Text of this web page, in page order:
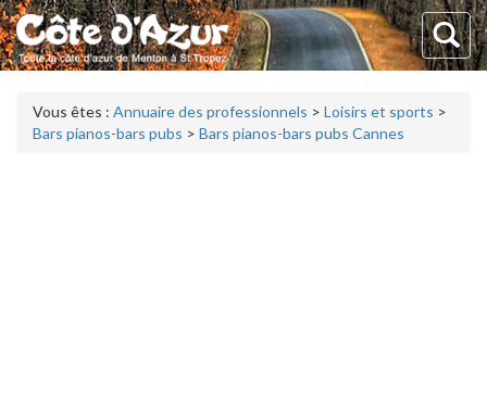
Vous êtes : Annuaire des professionnels > Loisirs et sports >
Bars pianos-bars pubs > Bars pianos-bars pubs Cannes